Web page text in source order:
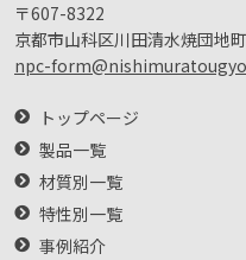
〒607-8322
京都市山科区川田清水焼団地
npc-
トップページ
製品一覧
材質別一覧
特性別一覧
事例紹介